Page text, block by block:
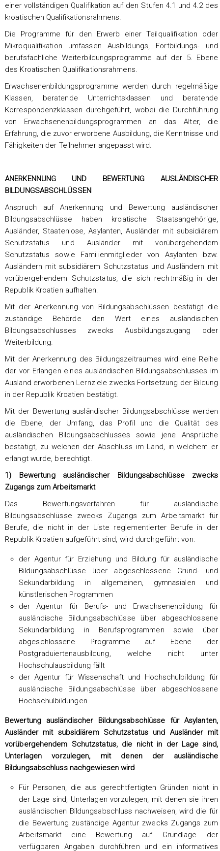
einer vollständigen Qualifikation auf den Stufen 4.1 und 4.2 des
kroatischen Qualifikationsrahmens.
Die Programme für den Erwerb einer Teilqualifikation oder
Mikroqualifikation umfassen Ausbildungs, Fortbildungs- und
berufsfachliche Weiterbildungsprogramme auf der 5. Ebene
des Kroatischen Qualifikationsrahmens.
Erwachsenenbildungsprogramme werden durch regelmäßige
Klassen, beratende Unterrichtsklassen und beratende
Korrespondenzklassen durchgeführt, wobei die Durchführung
von Erwachsenenbildungsprogrammen an das Alter, die
Erfahrung, die zuvor erworbene Ausbildung, die Kenntnisse und
Fähigkeiten der Teilnehmer angepasst wird.
ANERKENNUNG UND BEWERTUNG AUSLÄNDISCHER
BILDUNGSABSCHLÜSSEN
Anspruch auf Anerkennung und Bewertung ausländischer
Bildungsabschlüsse haben kroatische Staatsangehörige,
Ausländer, Staatenlose, Asylanten, Ausländer mit subsidiärem
Schutzstatus und Ausländer mit vorübergehendem
Schutzstatus sowie Familienmitglieder von Asylanten bzw.
Ausländern mit subsidiärem Schutzstatus und Ausländern mit
vorübergehendem Schutzstatus, die sich rechtmäßig in der
Republik Kroatien aufhalten.
Mit der Anerkennung von Bildungsabschlüssen bestätigt die
zuständige Behörde den Wert eines ausländischen
Bildungsabschlusses zwecks Ausbildungszugang oder
Weiterbildung.
Mit der Anerkennung des Bildungszeitraumes wird eine Reihe
der vor Erlangen eines ausländischen Bildungsabschlusses im
Ausland erworbenen Lernziele zwecks Fortsetzung der Bildung
in der Republik Kroatien bestätigt.
Mit der Bewertung ausländischer Bildungsabschlüsse werden
die Ebene, der Umfang, das Profil und die Qualität des
ausländischen Bildungsabschlusses sowie jene Ansprüche
bestätigt, zu welchen der Abschluss im Land, in welchem er
erlangt wurde, berechtigt.
1) Bewertung ausländischer Bildungsabschlüsse zwecks
Zugangs zum Arbeitsmarkt
Das Bewertungsverfahren für ausländische
Bildungsabschlüsse zwecks Zugangs zum Arbeitsmarkt für
Berufe, die nicht in der Liste reglementierter Berufe in der
Republik Kroatien aufgeführt sind, wird durchgeführt von:
der Agentur für Erziehung und Bildung für ausländische
Bildungsabschlüsse über abgeschlossene Grund- und
Sekundarbildung in allgemeinen, gymnasialen und
künstlerischen Programmen
der Agentur für Berufs- und Erwachsenenbildung für
ausländische Bildungsabschlüsse über abgeschlossene
Sekundarbildung in Berufsprogrammen sowie über
abgeschlossene Programme auf Ebene der
Postgraduiertenausbildung, welche nicht unter
Hochschulausbildung fällt
der Agentur für Wissenschaft und Hochschulbildung für
ausländische Bildungsabschlüsse über abgeschlossene
Hochschulbildungen.
Bewertung ausländischer Bildungsabschlüsse für Asylanten,
Ausländer mit subsidiärem Schutzstatus und Ausländer mit
vorübergehendem Schutzstatus, die nicht in der Lage sind,
Unterlagen vorzulegen, mit denen der ausländische
Bildungsabschluss nachgewiesen wird
Für Personen, die aus gerechtfertigten Gründen nicht in
der Lage sind, Unterlagen vorzulegen, mit denen sie ihren
ausländischen Bildungsabschluss nachweisen, wird die für
die Bewertung zuständige Agentur zwecks Zugangs zum
Arbeitsmarkt eine Bewertung auf Grundlage der
verfügbaren Angaben durchführen und ein informatives